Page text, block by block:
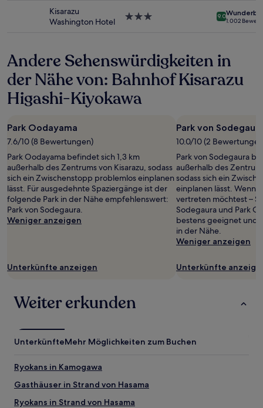
zusätzliche
BedingungenKisarazu
Washington Hotel
3.0-
9.0
1.002
Andere Sehenswürdigkeiten in
der Nähe von: Bahnhof Kisarazu
Higashi-Kiyokawa
Park Oodayama
7.6/10 (8 Bewertungen)
Park Oodayama befindet sich 1,3 km
außerhalb des Zentrums von Kisarazu, sodass
sich ein Zwischenstopp problemlos einplanen
lässt. Für ausgedehnte Spaziergänge ist der
folgende Park in der Nähe empfehlenswert:
Park von Sodegaura.
Weniger anzeigen
Unterkünfte anzeigen
Park von
10.0/10 (2
Park von Sodegaura
außerhalb des
sodass sich ein
einplanen lässt. Wenn
vertreten möchtest –
Sodegaura und Park
bestens geeignet und
in der Nähe.
Weniger anzeigen
Unterkünfte
Weiter erkunden
UnterkünfteMehr Möglichkeiten zum Buchen
Ryokans in Kamogawa
Gasthäuser in Strand von Hasama
Ryokans in Strand von Hasama